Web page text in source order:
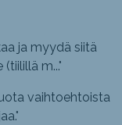
ja myydä siitä
m..."
vaihtoehtoista
"